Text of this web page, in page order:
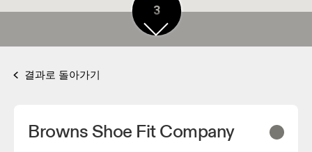
3
결과로 돌아가기
Browns Shoe Fit Company